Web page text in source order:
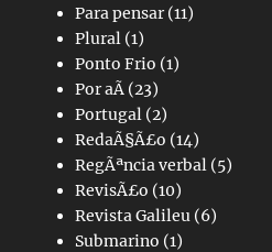
Para pensar(11)
Plural (1)
Ponto Frio (1)
Por aÃ­ (23)
Portugal (2)
RedaÃ§Ã£o (14)
RegÃªncia verbal (5)
RevisÃ£o (10)
Revista Galileu (6)
Submarino (1)